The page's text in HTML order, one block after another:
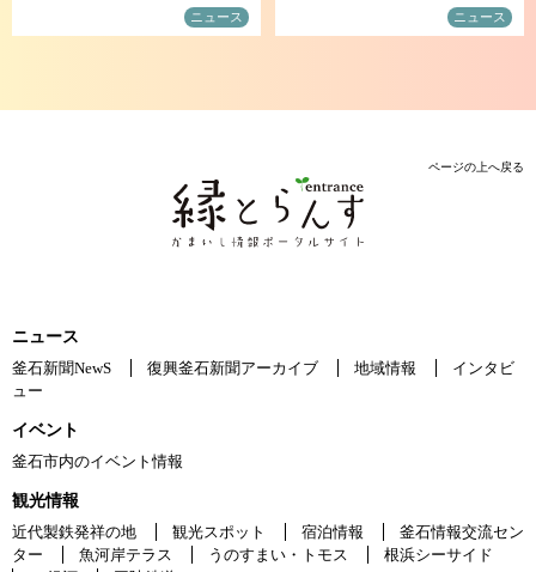
ニュース ニュース
ページの上へ戻る
ニュース
釜石新聞NewS
復興釜石新聞アーカイブ 地域情報
インタビ
ュー
イベント
釜石市内のイベント情報
観光情報
近代製鉄発祥の地
観光スポット 宿泊情報
釜石情報交流セン
ター
魚河岸テラス うのすまい・トモス
根浜シーサイド